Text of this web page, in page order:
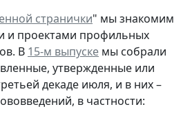
странички" мы знакомим
и проектами профильных
В 15-м выпуске мы собрали
утвержденные или
декаде июля, и в них –
в частности: